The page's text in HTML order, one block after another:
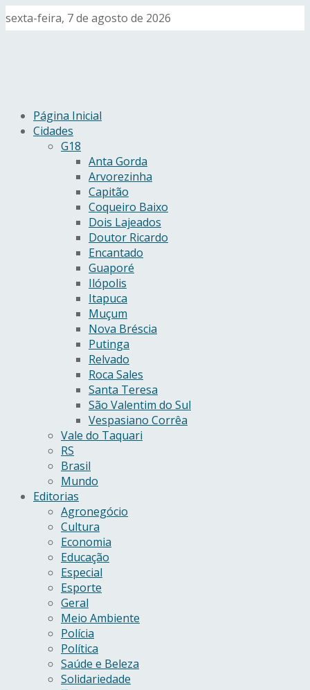
sexta-feira, 7 de agosto de 2026
Página Inicial
Cidades
G18
Anta Gorda
Arvorezinha
Capitão
Coqueiro Baixo
Dois Lajeados
Doutor Ricardo
Encantado
Guaporé
Ilópolis
Itapuca
Muçum
Nova Bréscia
Putinga
Relvado
Roca Sales
Santa Teresa
São Valentim do Sul
Vespasiano Corrêa
Vale do Taquari
RS
Brasil
Mundo
Editorias
Agronegócio
Cultura
Economia
Educação
Especial
Esporte
Geral
Meio Ambiente
Polícia
Política
Saúde e Beleza
Solidariedade